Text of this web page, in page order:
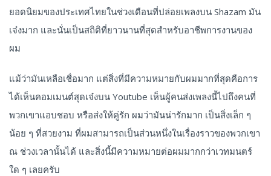
ยอดนิยมของประเทศไทยในช่วงเดือนที่ปล่อยเพลงบน Shazam มัน
เจ๋งมาก และนั่นเป็นสถิติที่ยาวนานที่สุดสำหรับอาชีพการงานของ
ผม
แม้ว่ามันเหลือเชื่อมาก แต่สิ่งที่มีความหมายกับผมมากที่สุดคือการ
ได้เห็นคอมเมนต์สุดเจ๋งบน Youtube เห็นผู้คนส่งเพลงนี้ไปถึงคนที่
พวกเขาแอบชอบ หรือส่งให้คู่รัก ผมว่ามันน่ารักมาก เป็นสิ่งเล็ก ๆ
น้อย ๆ ที่สวยงาม ที่ผมสามารถเป็นส่วนหนึ่งในเรื่องราวของพวกเขา
ณ ช่วงเวลานั้นได้ และสิ่งนี้มีความหมายต่อผมมากกว่าเวทมนตร์
ใด ๆ เลยครับ